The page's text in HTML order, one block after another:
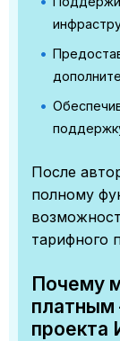
После
полному
тарифного
Почему
платным
проекта